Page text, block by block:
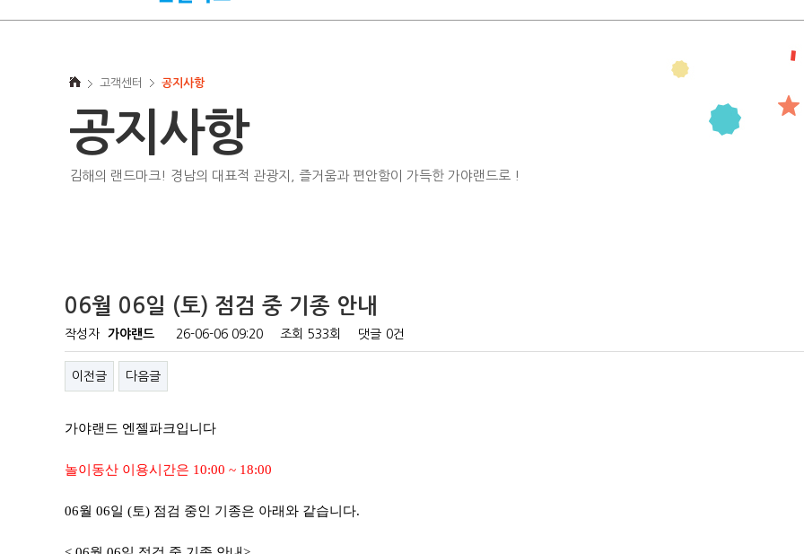
고객센터 공지사항
공지사항
김해의 랜드마크! 경남의 대표적 관광지, 즐거움과 편안함이 가득한 가야랜드로 !
06월 06일 (토) 점검 중 기종 안내
작성자 가야랜드 26-06-06 09:20 조회 533회 댓글 0건
이전글 다음글
가야랜드 엔젤파크입니다
놀이동산 이용시간은 10:00 ~ 18:00
06월 06일 (토) 점검 중인 기종은 아래와 같습니다.